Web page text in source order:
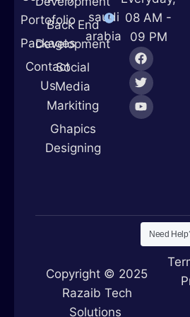
Portofolio
Packages
Contact
Us
Back End
Development
Social
Media
Markiting
Ghapics
Designing
saudi
arabia
08 AM -
09 PM
Copyright © 2025
Razaib Tech
Solutions
Need